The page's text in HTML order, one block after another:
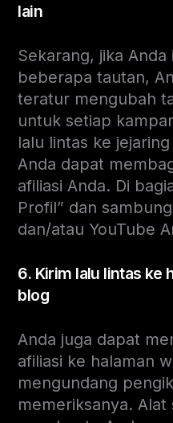
lain
Sekarang, jika
beberapa tautan,
teratur mengubah
untuk setiap
lalu lintas ke
Anda dapat
afiliasi Anda. Di
Profil” dan
dan/atau YouTube
6. Kirim lalu lintas ke
blog
Anda juga dapat
afiliasi ke halaman
mengundang
memeriksanya.